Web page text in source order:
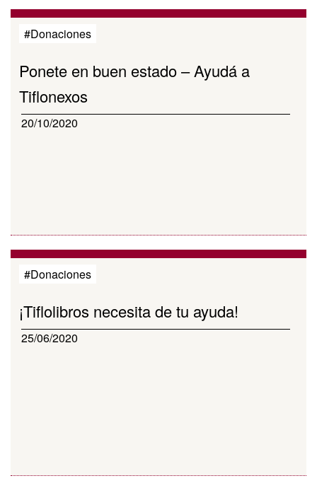
#Donaciones
Ponete en buen estado – Ayudá a
Tiflonexos
20/10/2020
#Donaciones
¡Tiflolibros necesita de tu ayuda!
25/06/2020